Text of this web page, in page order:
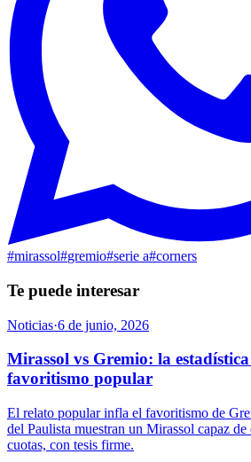
#mirassol#gremio#serie a#corners
Te puede interesar
Noticias·6 de junio, 2026
Mirassol vs Gremio: la
favoritismo popular
El relato popular infla el favoritismo de
del Paulista muestran un Mirassol capaz
cuotas, con tesis firme.